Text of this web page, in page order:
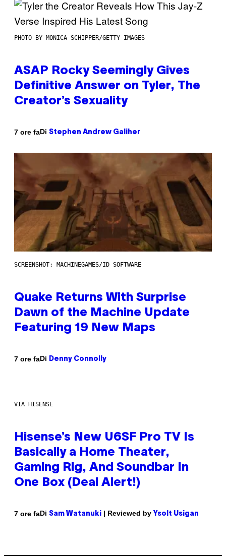
PHOTO BY MONICA SCHIPPER/GETTY IMAGES
ASAP Rocky Seemingly Gives
Definitive Answer on Tyler, The
Creator’s Sexuality
7 ore faDi Stephen Andrew Galiher
SCREENSHOT: MACHINEGAMES/ID SOFTWARE
Quake Returns With Surprise
Dawn of the Machine Update
Featuring 19 New Maps
7 ore faDi Denny Connolly
VIA HISENSE
Hisense’s New U6SF Pro TV Is
Basically a Home Theater,
Gaming Rig, And Soundbar In
One Box (Deal Alert!)
7 ore faDi Sam Watanuki | Reviewed by Ysolt Usigan